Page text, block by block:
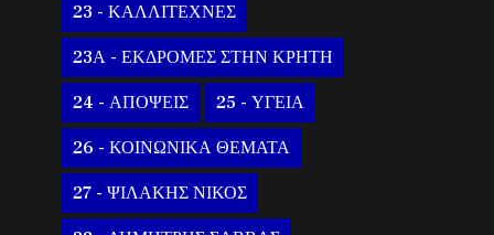
23 - ΚΑΛΛΙΤΕΧΝΕΣ
23Α - ΕΚΔΡΟΜΕΣ ΣΤΗΝ ΚΡΗΤΗ
24 - ΑΠΟΨΕΙΣ 25 - ΥΓΕΙΑ
26 - ΚΟΙΝΩΝΙΚΑ ΘΕΜΑΤΑ
27 - ΨΙΛΑΚΗΣ ΝΙΚΟΣ